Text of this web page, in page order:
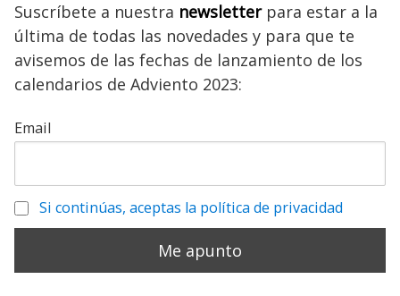
Suscríbete a nuestra newsletterpara estar a la
última de todas las novedades y para que te
avisemos de las fechas de lanzamiento de los
calendarios de Adviento 2023:
Email
Si continúas, aceptas la política de privacidad